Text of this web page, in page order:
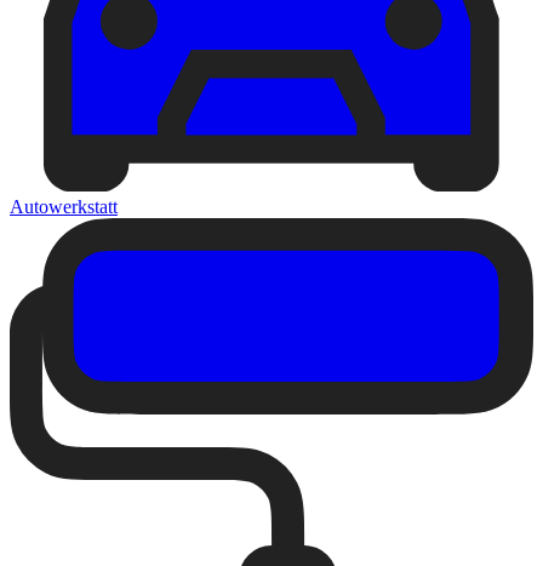
Autowerkstatt